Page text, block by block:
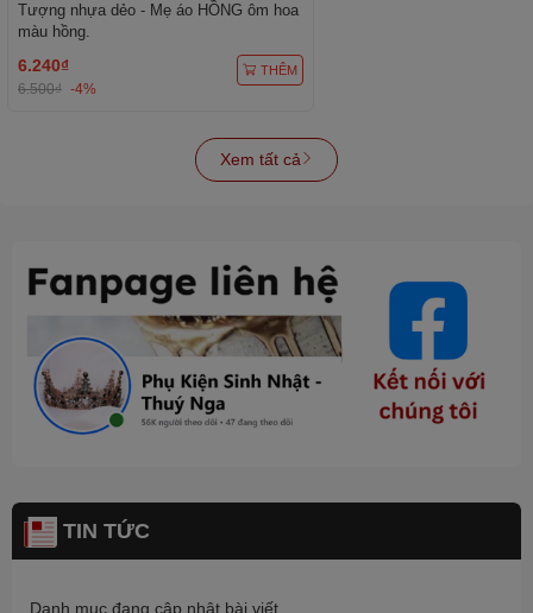
Tượng nhựa dẻo - Mẹ áo HỒNG ôm hoa
màu hồng.
6.240₫
6.500₫ -4%
THÊM
Xem tất cả
TIN TỨC
Danh mục đang cập nhật bài viết